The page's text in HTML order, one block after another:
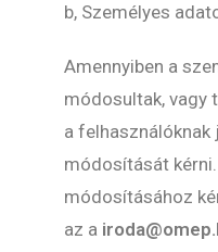
b, Személyes
Amennyiben a
módosultak, vagy
a felhasználóknak
módosítását
módosításához
az a